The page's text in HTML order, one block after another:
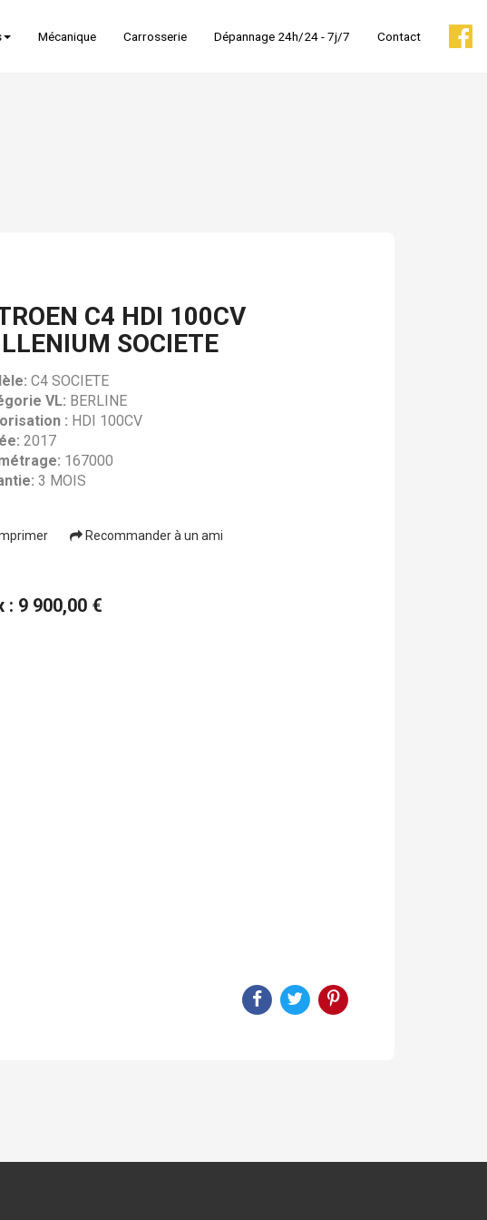
Mécanique Carrosserie Dépannage 24h/24 - 7j/7 Contact
C4 HDI 100CV
SOCIETE
C4 SOCIETE
VL: BERLINE
: HDI 100CV
2017
167000
3 MOIS
Recommander à un ami
: 9 900,00 €